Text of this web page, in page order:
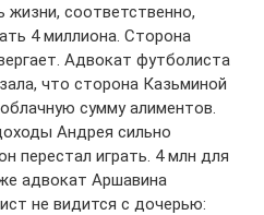
жизни, соответственно,
4 миллиона. Сторона
Адвокат футболиста
что сторона Казьминой
сумму алиментов.
Андрея сильно
перестал играть. 4 млн для
адвокат Аршавина
не видится с дочерью: